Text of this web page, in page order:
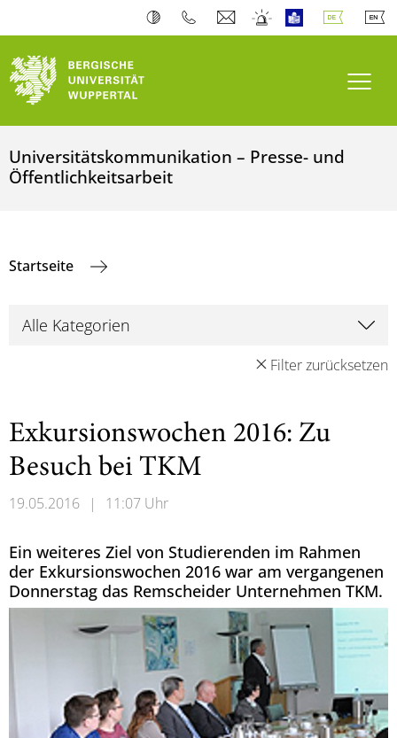
Universitätskommunikation – Presse- und
Öffentlichkeitsarbeit
Startseite
Filter zurücksetzen
Exkursionswochen 2016: Zu
Besuch bei TKM
19.05.2016 | 11:07 Uhr
Ein weiteres Ziel von Studierenden im Rahmen
der Exkursionswochen 2016 war am vergangenen
Donnerstag das Remscheider Unternehmen TKM.